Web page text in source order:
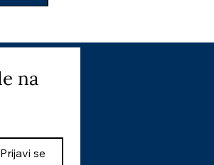
na
Prijavi se